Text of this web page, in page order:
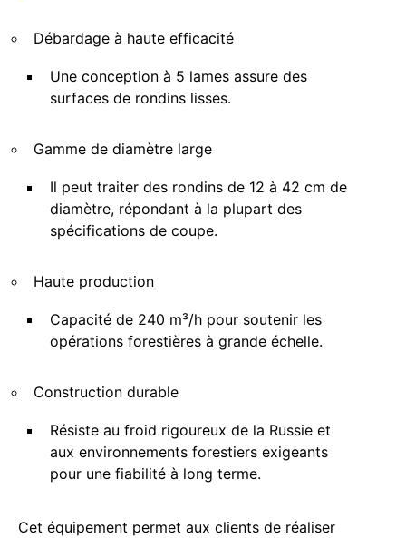
Débardage à haute efficacité
Une conception à 5 lames assure des
surfaces de rondins lisses.
Gamme de diamètre large
Il peut traiter des rondins de 12 à 42 cm de
diamètre, répondant à la plupart des
spécifications de coupe.
Haute production
Capacité de 240 m³/h pour soutenir les
opérations forestières à grande échelle.
Construction durable
Résiste au froid rigoureux de la Russie et
aux environnements forestiers exigeants
pour une fiabilité à long terme.
Cet équipement permet aux clients de réaliser